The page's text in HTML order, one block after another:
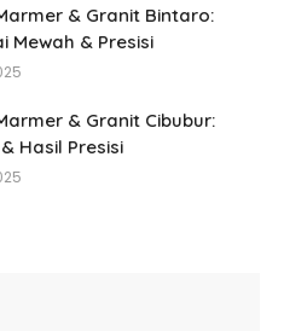
& Granit Bintaro:
Mewah & Presisi
& Granit Cibubur:
Hasil Presisi